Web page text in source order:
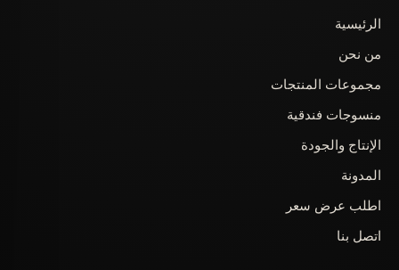
الرئيسية
من نحن
مجموعات المنتجات
منسوجات فندقية
الإنتاج والجودة
المدونة
اطلب عرض سعر
اتصل بنا